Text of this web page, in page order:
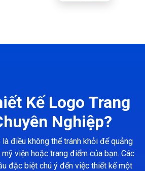
Kế Logo Trang
Nghiệp?
điều không thể tránh khỏi để quảng
viện hoặc trang điểm của bạn. Các
đặc biệt chú ý đến việc thiết kế một